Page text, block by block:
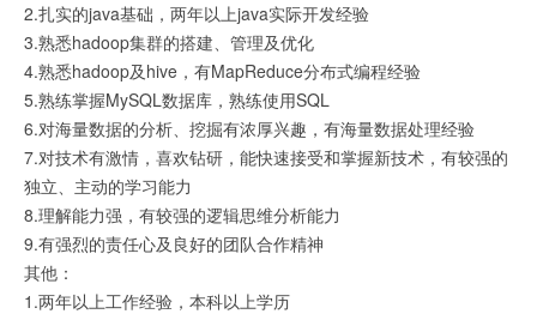
2.扎实的java基础，两年以上java实际开发经验
3.熟悉hadoop集群的搭建、管理及优化
4.熟悉hadoop及hive，有MapReduce分布式编程经验
5.熟练掌握MySQL数据库，熟练使用SQL
6.对海量数据的分析、挖掘有浓厚兴趣，有海量数据处理经验
7.对技术有激情，喜欢钻研，能快速接受和掌握新技术，有较强的
独立、主动的学习能力
8.理解能力强，有较强的逻辑思维分析能力
9.有强烈的责任心及良好的团队合作精神
其他：
1.两年以上工作经验，本科以上学历